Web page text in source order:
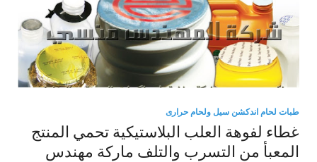
طبات لحام اندكشن سيل ولحام حرارى
غطاء لفوهة العلب البلاستيكية تحمي المنتج
المعبأ من التسرب والتلف ماركة مهندس